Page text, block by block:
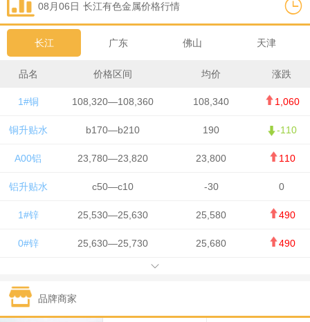
08月06日 长江有色金属价格行情
长江 广东 佛山 天津
品名 价格区间 均价 涨跌
1#铜 108,320—108,360 108,340 1,060
铜升贴水 b170—b210 190 -110
A00铝 23,780—23,820 23,800 110
铝升贴水 c50—c10 -30 0
1#锌 25,530—25,630 25,580 490
0#锌 25,630—25,730 25,680 490
1#锡 434,750—436,750
品牌商家